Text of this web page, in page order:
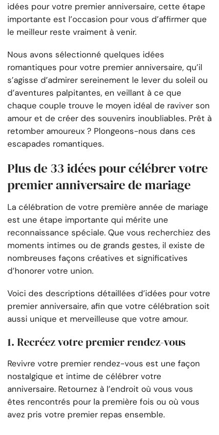
idées pour votre premier anniversaire, cette étape
importante est l’occasion pour vous d’affirmer que
le meilleur reste vraiment à venir.
Nous avons sélectionné quelques idées
romantiques pour votre premier anniversaire, qu’il
s’agisse d’admirer sereinement le lever du soleil ou
d’aventures palpitantes, en veillant à ce que
chaque couple trouve le moyen idéal de raviver son
amour et de créer des souvenirs inoubliables. Prêt à
retomber amoureux ? Plongeons-nous dans ces
escapades romantiques.
Plus de 33 idées pour célébrer votre
premier anniversaire de mariage
La célébration de votre première année de mariage
est une étape importante qui mérite une
reconnaissance spéciale. Que vous recherchiez des
moments intimes ou de grands gestes, il existe de
nombreuses façons créatives et significatives
d’honorer votre union.
Voici des descriptions détaillées d’idées pour votre
premier anniversaire, afin que votre célébration soit
aussi unique et merveilleuse que votre amour.
1. Recréez votre premier rendez-vous
Revivre votre premier rendez-vous est une façon
nostalgique et intime de célébrer votre
anniversaire. Retournez à l’endroit où vous vous
êtes rencontrés pour la première fois ou où vous
avez pris votre premier repas ensemble.